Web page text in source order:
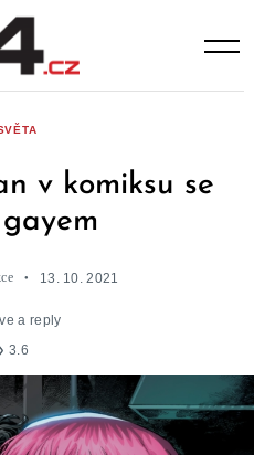
v komiksu se
13. 10. 2021
a reply
3.6